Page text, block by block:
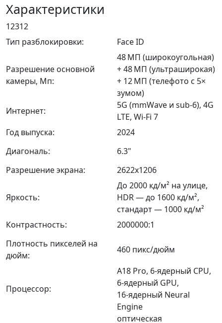
Характеристики
12312
Тип разблокировки:
Face ID
Разрешение основной
камеры, Мп:
48 МП (широкоугольная)
+ 48 МП (ультраширокая)
+ 12 МП (телефото с 5×
зумом)
Интернет:
5G (mmWave и sub-6), 4G
LTE, Wi‑Fi 7
Год выпуска:
2024
Диагональ:
6.3"
Разрешение экрана:
2622x1206
Яркость:
До 2000 кд/м² на улице,
HDR — до 1600 кд/м²,
стандарт — 1000 кд/м²
Контрастность:
2000000:1
Плотность пикселей на
дюйм:
460 пикс/дюйм
Процессор:
A18 Pro, 6‑ядерный CPU,
6‑ядерный GPU,
16‑ядерный Neural
Engine
оптическая